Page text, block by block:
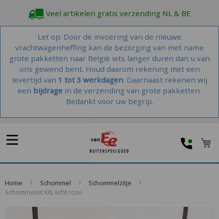
Veel artikelen gratis verzending NL & BE
Let op: Door de invoering van de nieuwe
vrachtwagenheffing kan de bezorging van met name
grote pakketten naar België iets langer duren dan u van
ons gewend bent. Houd daarom rekening met een
levertijd van 1 tot 3 werkdagen. Daarnaast rekenen wij
een bijdrage in de verzending van grote pakketten.
Bedankt voor uw begrip.
Home Schommel
Schommelzitje
Schommelzit XXL licht roze